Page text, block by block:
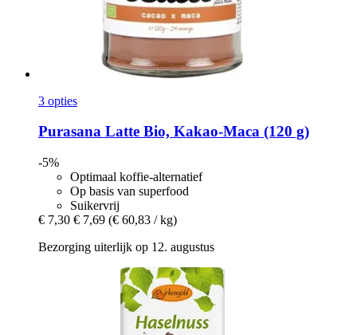
3 opties
Purasana Latte Bio, Kakao-​Maca (120 g)
-5%
Optimaal koffie-alternatief
Op basis van superfood
Suikervrij
€ 7,30 € 7,69 (€ 60,83 / kg)
Bezorging uiterlijk op 12. augustus